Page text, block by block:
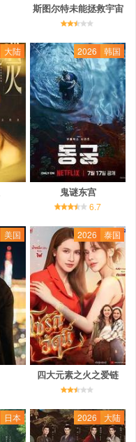
斯图尔特未能拯救宇宙
大陆 2026 韩国
鬼谜东宫
6.7
美国 2026 泰国
四大元素之火之爱链
日本 2026 大陆